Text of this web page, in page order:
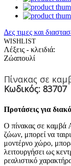
Δες τιμες και
WISHLIST
Λέξεις - κλειδιά:
Ζώαπουλί
Πίνακας σε
Κωδικός: 83707
Προτάσεις για
Ο πίνακας σε καμβά
ζώων, μπορεί να
μοντέρνο χώρο,
λειτουργήσει ως
ρεαλιστικό